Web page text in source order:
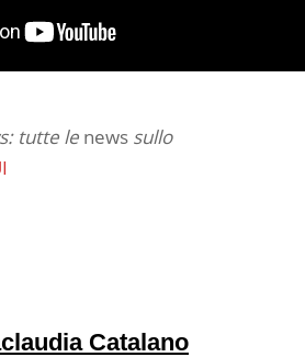
tutte le news sullo
Catalano